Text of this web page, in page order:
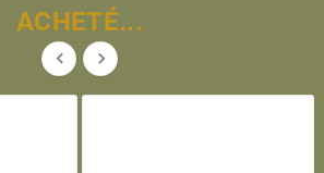
ACHETÉ...
 